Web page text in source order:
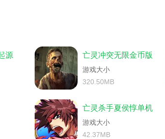
单机攻略安卓(部落冲突攻略版)
冲突与世界游戏攻
攻略游戏攻略(格斗游戏通关)
魔域手游亡灵新区攻
单机箭头攻略(部落冲突箭头)
冲突与世界游戏攻略
亡灵新区攻略(魔域新服攻略)
部落冲突单机箭头攻
单机箭头攻略(部落战争箭头攻略)
手机游戏亡灵攻
手游新手攻略(部落冲突手游新手攻略视频)
手机游
手游新手攻略(部落冲突新手玩法技巧攻略)
流放之
新手单机攻略(部落冲突攻略新手教学)
亡灵传说手
手单机攻略(部落冲突新手单机攻略视频)
亡灵传
源 亡灵冲突无限金币版
游戏大小
320.50MB
亡灵杀手夏侯惇单机
游戏大小
42.37MB